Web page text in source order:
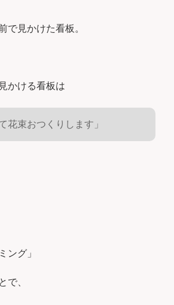
で見かけた看板。
かける看板は
花束おつくりします」
ング」
で、